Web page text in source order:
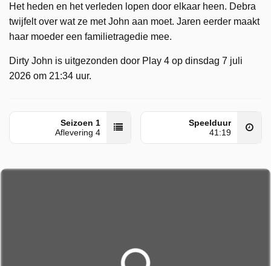
Het heden en het verleden lopen door elkaar heen. Debra
twijfelt over wat ze met John aan moet. Jaren eerder maakt
haar moeder een familietragedie mee.
Dirty John is uitgezonden door Play 4 op dinsdag 7 juli
2026 om 21:34 uur.
Seizoen 1
Aflevering 4
Speelduur
41:19